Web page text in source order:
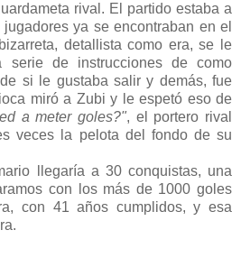
rival. El partido estaba a
ya se encontraban en el
detallista como era, se le
serie de instrucciones de como
si le gustaba salir y demás, fue
miró a Zubi y le espetó eso de
a meter goles?", el portero rival
veces la pelota del fondo de su
llegaría a 30 conquistas, una
con los más de 1000 goles
con 41 años cumplidos, y esa